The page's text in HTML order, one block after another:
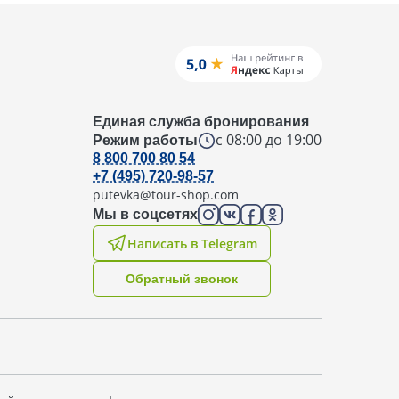
Единая служба бронирования
Режим работы
с 08:00 до 19:00
8 800 700 80 54
+7 (495) 720-98-57
putevka@tour-shop.com
Мы в соцсетях
Написать в Telegram
Oбратный звонок